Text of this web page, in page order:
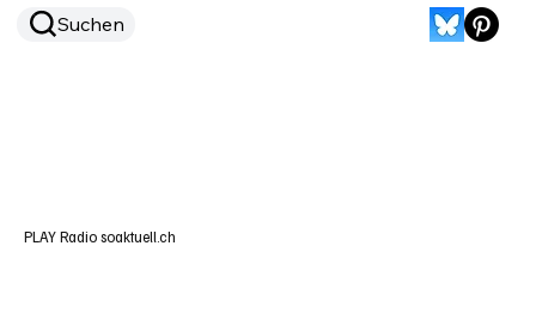
Suchen
PLAY Radio soaktuell.ch